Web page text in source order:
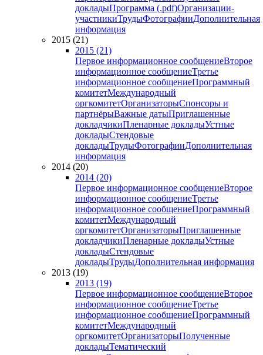
докладыПрограмма (.pdf)Организации-
участникиТрудыФотографииДополнительная
информация
2015 (21)
2015 (21)
Первое информационное сообщениеВторое
информационное сообщениеТретье
информационное сообщениеПрограммный
комитетМеждународный
оргкомитетОрганизаторыСпонсоры и
партнёрыВажные датыПриглашенные
докладчикиПленарные докладыУстные
докладыСтендовые
докладыТрудыФотографииДополнительная
информация
2014 (20)
2014 (20)
Первое информационное сообщениеВторое
информационное сообщениеТретье
информационное сообщениеПрограммный
комитетМеждународный
оргкомитетОрганизаторыПриглашенные
докладчикиПленарные докладыУстные
докладыСтендовые
докладыТрудыДополнительная информация
2013 (19)
2013 (19)
Первое информационное сообщениеВторое
информационное сообщениеТретье
информационное сообщениеПрограммный
комитетМеждународный
оргкомитетОрганизаторыПолученные
докладыТематический